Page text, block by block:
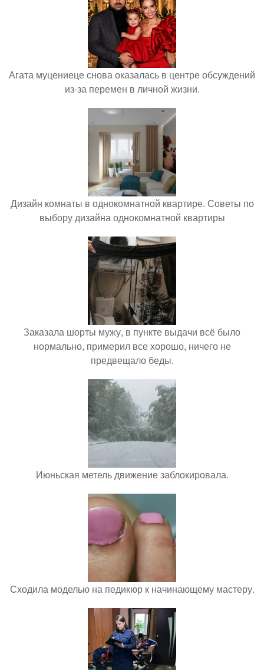
Агата муцениеце снова оказалась в центре обсуждений
из-за перемен в личной жизни.
Дизайн комнаты в однокомнатной квартире. Советы по
выбору дизайна однокомнатной квартиры
Заказала шорты мужу, в пункте выдачи всё было
нормально, примерил все хорошо, ничего не
предвещало беды.
Июньская метель движение заблокировала.
Сходила моделью на педикюр к начинающему мастеру.